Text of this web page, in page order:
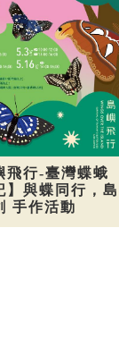
飛行-臺灣蝶蛾
】與蝶同行，島
手作活動